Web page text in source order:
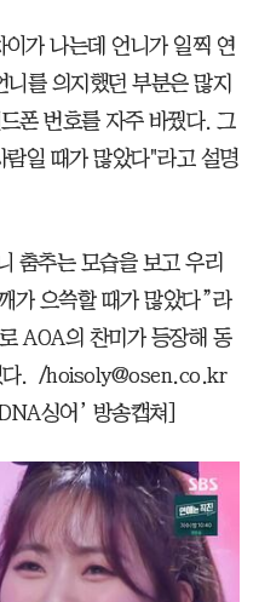
가 나는데 언니가 일찍 연
를 의지했던 부분은 많지
폰 번호를 자주 바꿨다. 그
일 때가 많았다"라고 설명
춤추는 모습을 보고 우리
가 으쓱할 때가 많았다”라
AOA의 찬미가 등장해 동
다. /hoisoly@osen.co.kr
싱어’ 방송캡쳐]